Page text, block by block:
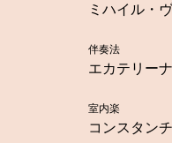
ミハイル・
伴奏法
エカテリー
室内楽
コンスタン